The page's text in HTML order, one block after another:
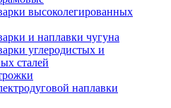
высоколегированных
и наплавки чугуна
углеродистых и
сталей
наплавки